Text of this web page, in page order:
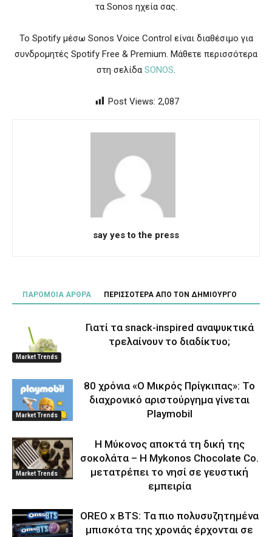
τα Sonos ηχεία σας.
Το Spotify μέσω Sonos Voice Control είναι διαθέσιμο για
συνδρομητές Spotify Free & Premium. Μάθετε περισσότερα
στη σελίδα SONOS.
Post Views: 2,087
say yes to the press
ΠΑΡΟΜΟΙΑ ΑΡΘΡΑ ΠΕΡΙΣΣΟΤΕΡΑ ΑΠΟ ΤΟΝ ΔΗΜΙΟΥΡΓΟ
Market Trends
Γιατί τα snack-inspired αναψυκτικά
τρελαίνουν το διαδίκτυο;
Market Trends
80 χρόνια «Ο Μικρός Πρίγκιπας»: Το
διαχρονικό αριστούργημα γίνεται
Playmobil
Market Trends
Η Μύκονος αποκτά τη δική της
σοκολάτα – Η Mykonos Chocolate Co.
μετατρέπει το νησί σε γευστική
εμπειρία
OREO x BTS: Τα πιο πολυσυζητημένα
μπισκότα της χρονιάς έρχονται σε